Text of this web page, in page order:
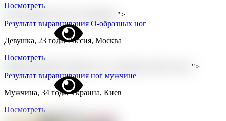
Посмотреть
">
Результат выравнивания О-образных ног
Девушка, 23 года, Россия, Москва
Посмотреть
">
Результат выравнивания ног мужчине
Мужчина, 34 года, Украина, Киев
Посмотреть